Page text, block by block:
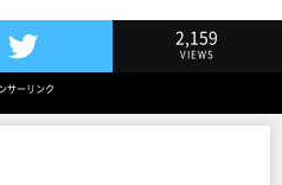
イート
2,159
VIEWS
サーリンク